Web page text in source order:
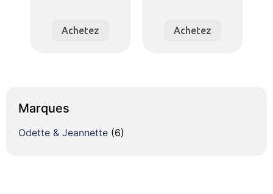
Achetez Achetez
Marques
Odette & Jeannette (6)